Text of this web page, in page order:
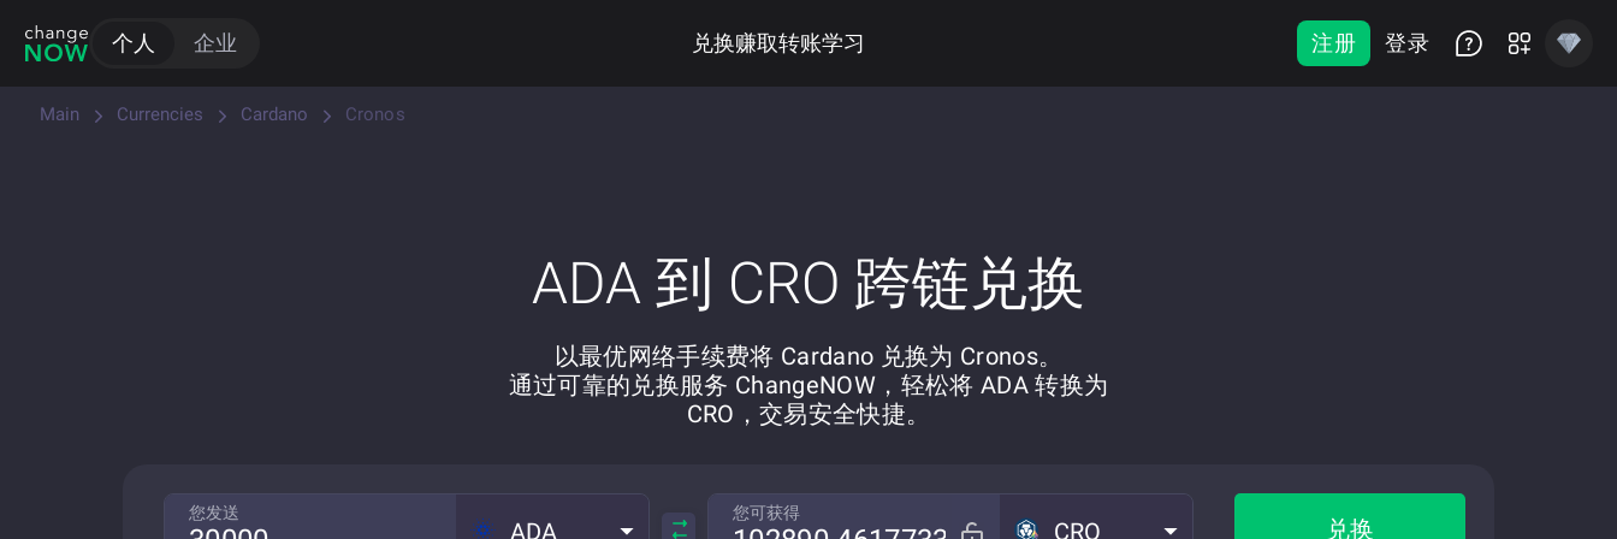
个人 企业 兑换赚取转账学习 注册 登录
Main Currencies Cardano Cronos
ADA 到 CRO 跨链兑换
以最优网络手续费将 Cardano 兑换为 Cronos。
通过可靠的兑换服务 ChangeNOW，轻松将 ADA 转换为
CRO，交易安全快捷。
您发送
ADA
您可获得
CRO 兑换